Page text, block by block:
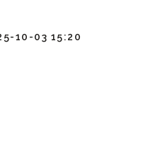
10-03 15:20